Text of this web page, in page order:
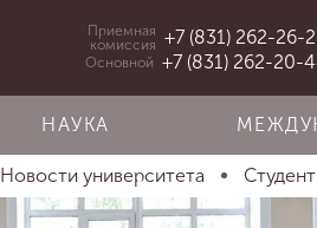
Приемная
комиссия +7 (831) 262-26-
Основной +7 (831) 262-20-
НАУКА
Новости университета